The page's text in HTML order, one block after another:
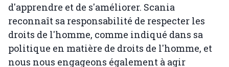
d'apprendre et de s'améliorer. Scania
reconnaît sa responsabilité de respecter les
droits de l'homme, comme indiqué dans sa
politique en matière de droits de l'homme, et
nous nous engageons également à agir